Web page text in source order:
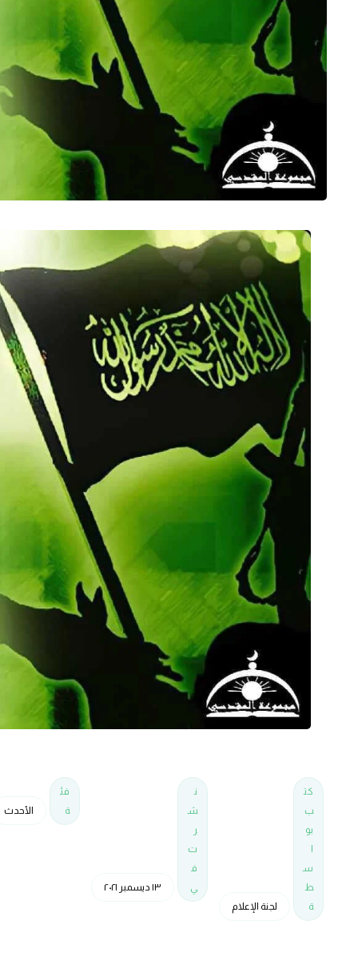
كت
ب
بو
س
ط
ة
لجنة الإعلام
ن
ش
ر
ت
ف
ي
١٣ ديسمبر ٢٠٢١
فئ
ة
الأحدث